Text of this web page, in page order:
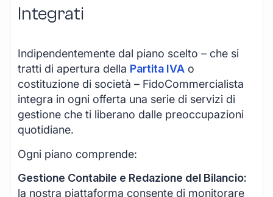
Integrati
Indipendentemente dal piano scelto – che si
tratti di apertura della Partita IVA o
costituzione di società – FidoCommercialista
integra in ogni offerta una serie di servizi di
gestione che ti liberano dalle preoccupazioni
quotidiane.
Ogni piano comprende:
Gestione Contabile e Redazione del Bilancio:
la nostra piattaforma consente di monitorare